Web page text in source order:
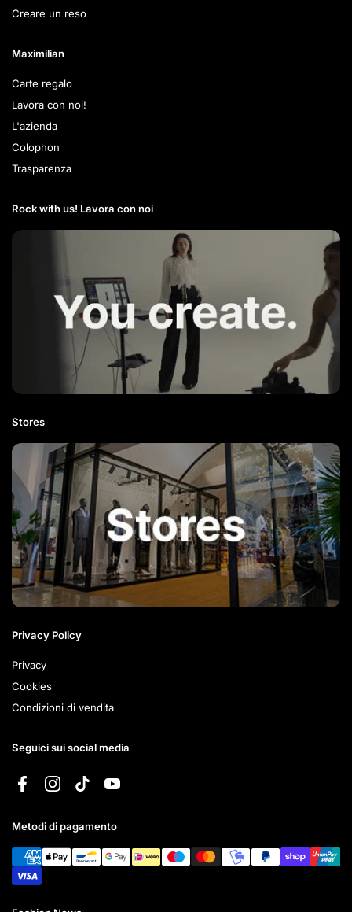
Creare un reso
Maximilian
Carte regalo
Lavora con noi!
L'azienda
Colophon
Trasparenza
Rock with us! Lavora con noi​
Stores
Privacy Policy
Privacy
Cookies
Condizioni di vendita
Seguici sui social media
FacebookInstagramTikTokYouTube
Metodi di pagamento